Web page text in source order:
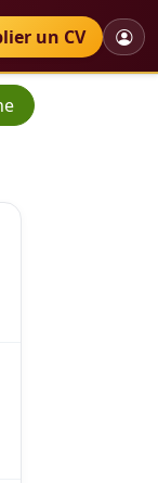
un CV